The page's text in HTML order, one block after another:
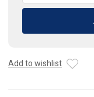
Piscator
Browning
Add to wishlist